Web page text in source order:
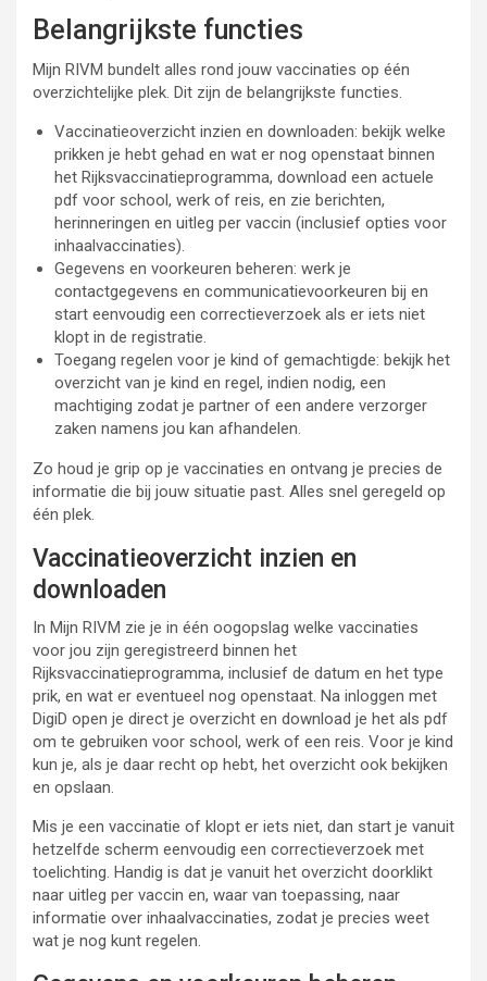
Belangrijkste functies
Mijn RIVM bundelt alles rond jouw vaccinaties op één
overzichtelijke plek. Dit zijn de belangrijkste functies.
Vaccinatieoverzicht inzien en downloaden: bekijk welke
prikken je hebt gehad en wat er nog openstaat binnen
het Rijksvaccinatieprogramma, download een actuele
pdf voor school, werk of reis, en zie berichten,
herinneringen en uitleg per vaccin (inclusief opties voor
inhaalvaccinaties).
Gegevens en voorkeuren beheren: werk je
contactgegevens en communicatievoorkeuren bij en
start eenvoudig een correctieverzoek als er iets niet
klopt in de registratie.
Toegang regelen voor je kind of gemachtigde: bekijk het
overzicht van je kind en regel, indien nodig, een
machtiging zodat je partner of een andere verzorger
zaken namens jou kan afhandelen.
Zo houd je grip op je vaccinaties en ontvang je precies de
informatie die bij jouw situatie past. Alles snel geregeld op
één plek.
Vaccinatieoverzicht inzien en
downloaden
In Mijn RIVM zie je in één oogopslag welke vaccinaties
voor jou zijn geregistreerd binnen het
Rijksvaccinatieprogramma, inclusief de datum en het type
prik, en wat er eventueel nog openstaat. Na inloggen met
DigiD open je direct je overzicht en download je het als pdf
om te gebruiken voor school, werk of een reis. Voor je kind
kun je, als je daar recht op hebt, het overzicht ook bekijken
en opslaan.
Mis je een vaccinatie of klopt er iets niet, dan start je vanuit
hetzelfde scherm eenvoudig een correctieverzoek met
toelichting. Handig is dat je vanuit het overzicht doorklikt
naar uitleg per vaccin en, waar van toepassing, naar
informatie over inhaalvaccinaties, zodat je precies weet
wat je nog kunt regelen.